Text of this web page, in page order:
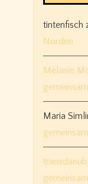
tintenfisch
Norden
Melanie
Maria
transdanub